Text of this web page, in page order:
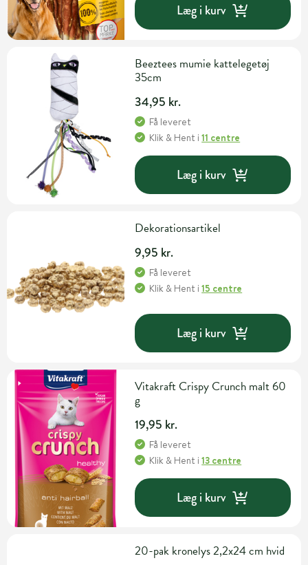
Læg i kurv
Beeztees mumie kattelegetøj
35cm
34,95 kr.
Få leveret
Klik & Hent i11 centre
Læg i kurv
Dekorationsartikel
9,95 kr.
Få leveret
Klik & Hent i15 centre
Læg i kurv
Vitakraft Crispy Crunch malt 60
g
19,95 kr.
Få leveret
Klik & Hent i13 centre
Læg i kurv
20-pak kronelys 2,2x24 cm hvid